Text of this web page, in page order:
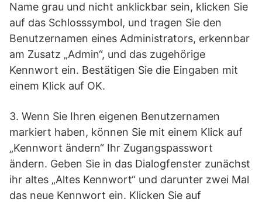
Name grau und nicht anklickbar sein, klicken Sie
auf das Schlosssymbol, und tragen Sie den
Benutzernamen eines Administrators, erkennbar
am Zusatz „Admin“, und das zugehörige
Kennwort ein. Bestätigen Sie die Eingaben mit
einem Klick auf OK.
3. Wenn Sie Ihren eigenen Benutzernamen
markiert haben, können Sie mit einem Klick auf
„Kennwort ändern“ Ihr Zugangspasswort
ändern. Geben Sie in das Dialogfenster zunächst
ihr altes „Altes Kennwort“ und darunter zwei Mal
das neue Kennwort ein. Klicken Sie auf